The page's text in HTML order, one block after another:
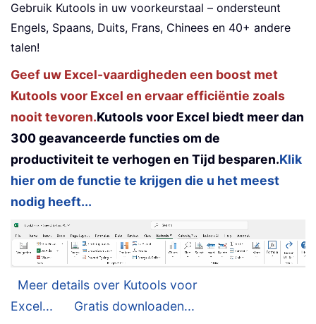
Gebruik Kutools in uw voorkeurstaal – ondersteunt
Engels, Spaans, Duits, Frans, Chinees en 40+ andere
talen!
Geef uw Excel-vaardigheden een boost met
Kutools voor Excel en ervaar efficiëntie zoals
nooit tevoren.Kutools voor Excel biedt meer dan
300 geavanceerde functies om de
productiviteit te verhogen en Tijd besparen.Klik
hier om de functie te krijgen die u het meest
nodig heeft...
Meer details over Kutools voor
Excel...
Gratis downloaden...